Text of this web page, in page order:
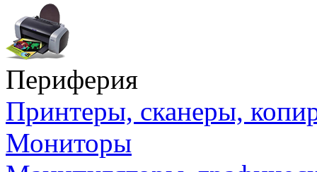
Периферия
Принтеры, сканеры,
Мониторы